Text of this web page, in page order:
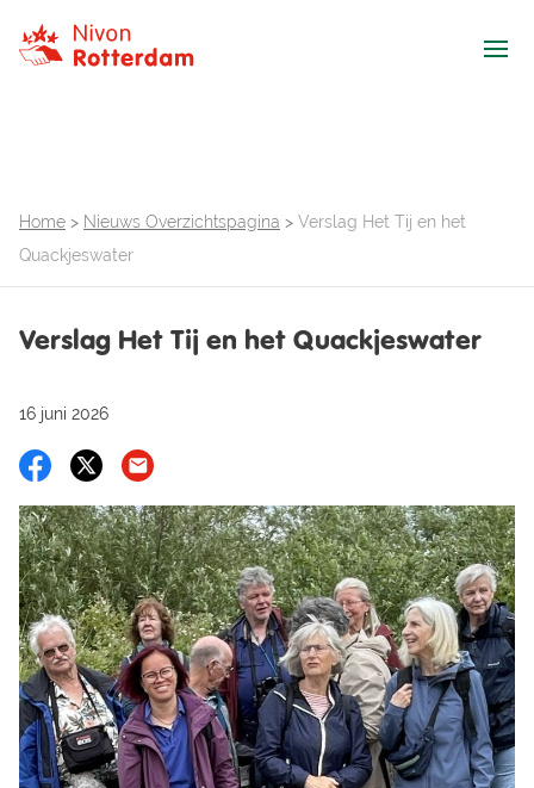
Home > Nieuws Overzichtspagina > Verslag Het Tij en het
Quackjeswater
Verslag Het Tij en het Quackjeswater
16 juni 2026